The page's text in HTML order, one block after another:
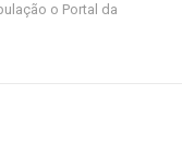
o Portal da